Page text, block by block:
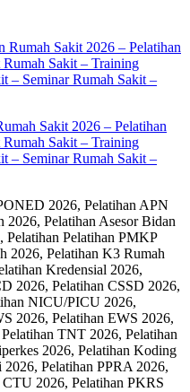
Sakit 2026 – Pelatihan
Sakit – Training
– Seminar Rumah Sakit –
2026, Pelatihan APN
2026, Pelatihan Asesor Bidan
Pelatihan Pelatihan PMKP
2026, Pelatihan K3 Rumah
Kredensial 2026,
2026, Pelatihan CSSD 2026,
NICU/PICU 2026,
2026, Pelatihan EWS 2026,
TNT 2026, Pelatihan
2026, Pelatihan Koding
2026, Pelatihan PPRA 2026,
CTU 2026, Pelatihan PKRS